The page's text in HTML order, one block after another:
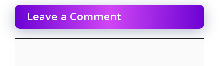
Leave a Comment